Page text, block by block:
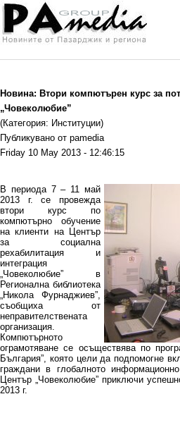
Новина: Втори компютърен курс за
„Човеколюбие”
(Категория: Институции)
Публикувано от pamedia
Friday 10 May 2013 - 12:46:15
В периода 7 – 11 май
2013 г. се провежда
втори курс по
компютърно обучение
на клиенти на Център
за социална
рехабилитация и
интеграция
„Човеколюбие” в
Регионална библиотека
„Никола Фурнаджиев”,
съобщиха от
неправителствената
организация.
Компютърното
ограмотяване се осъществява по
България”, която цели да подпомогне
граждани в глобалното
Център „Човеколюбие” приключи
2013 г.